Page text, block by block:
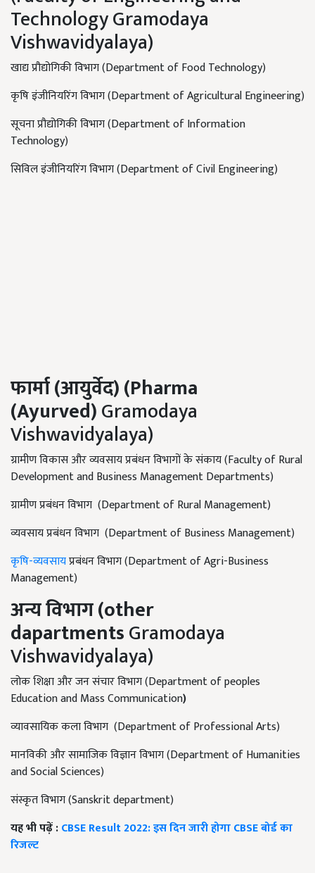
TechnologyGramodaya
Vishwavidyalaya)
खाद्य प्रौद्योगिकी विभाग (Department of Food Technology)
कृषि इंजीनियरिंग विभाग (Department of Agricultural Engineering)
सूचना प्रौद्योगिकी विभाग (Department of Information
Technology)
सिविल इंजीनियरिंग विभाग (Department of Civil Engineering)
फार्मा (आयुर्वेद) (Pharma
(Ayurved)Gramodaya
Vishwavidyalaya)
ग्रामीण विकास और व्यवसाय प्रबंधन विभागों के संकाय (Faculty of Rural
Development and Business Management Departments)
ग्रामीण प्रबंधन विभाग (Department of Rural Management)
व्यवसाय प्रबंधन विभाग (Department of Business Management)
कृषि-व्यवसायप्रबंधन विभाग (Department of Agri-Business
Management)
अन्य विभाग (other
dapartmentsGramodaya
Vishwavidyalaya)
लोक शिक्षा और जन संचार विभाग (Department of peoples
Education and Mass Communication)
व्यावसायिक कला विभाग (Department of Professional Arts)
मानविकी और सामाजिक विज्ञान विभाग (Department of Humanities
and Social Sciences)
संस्कृत विभाग (Sanskrit department)
यह भी पढ़ें :CBSE Result 2022: इस दिन जारी होगा CBSE बोर्ड का
रिजल्ट